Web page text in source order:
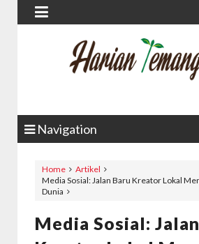

Navigation
Home
Artikel
Media Sosial: Jalan Baru Kreator Lokal
Dunia
Media Sosial: